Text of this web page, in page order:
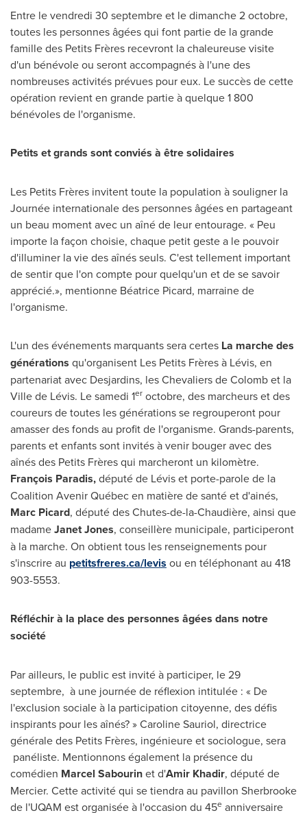
Entre le vendredi 30 septembre et le dimanche 2 octobre,
toutes les personnes âgées qui font partie de la grande
famille des Petits Frères recevront la chaleureuse visite
d'un bénévole ou seront accompagnés à l'une des
nombreuses activités prévues pour eux. Le succès de cette
opération revient en grande partie à quelque 1 800
bénévoles de l'organisme.
Petits et grands sont conviés à être solidaires
Les Petits Frères invitent toute la population à souligner la
Journée internationale des personnes âgées en partageant
un beau moment avec un aîné de leur entourage. « Peu
importe la façon choisie, chaque petit geste a le pouvoir
d'illuminer la vie des aînés seuls. C'est tellement important
de sentir que l'on compte pour quelqu'un et de se savoir
apprécié.», mentionne Béatrice Picard, marraine de
l'organisme.
L'un des événements marquants sera certes La marche des
générations qu'organisent Les Petits Frères à Lévis, en
partenariat avec Desjardins, les Chevaliers de Colomb et la
Ville de Lévis. Le samedi 1er octobre, des marcheurs et des
coureurs de toutes les générations se regrouperont pour
amasser des fonds au profit de l'organisme. Grands-parents,
parents et enfants sont invités à venir bouger avec des
aînés des Petits Frères qui marcheront un kilomètre.
François Paradis,député de Lévis et porte-parole de la
Coalition Avenir Québec en matière de santé et d'ainés,
Marc Picard, député des Chutes-de-la-Chaudière, ainsi que
madameJanet Jones, conseillère municipale, participeront
à la marche. On obtient tous les renseignements pour
s'inscrire au petitsfreres.ca/levis ou en téléphonant au 418
903-5553.
Réfléchir à la place des personnes âgées dans notre
société
Par ailleurs, le public est invité à participer, le 29
septembre, à une journée de réflexion intitulée : « De
l'exclusion sociale à la participation citoyenne, des défis
inspirants pour les aînés? »Caroline Sauriol, directrice
générale des Petits Frères, ingénieure et sociologue, sera
panéliste. Mentionnons également la présence du
comédien Marcel Sabourinet d'Amir Khadir, député de
Mercier. Cette activité qui se tiendra au pavillon Sherbrooke
de l'UQAM est organisée à l'occasion du 45e anniversaire